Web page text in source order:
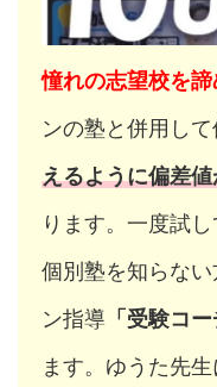
憧れの志望校を諦
ンの塾と併用して
えるように偏差
ります。一度試
個別塾を知らな
ン指導 「受験コ
ます。ゆうた先生